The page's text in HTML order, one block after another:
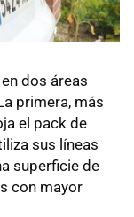
dos áreas
primera, más
el pack de
sus líneas
superficie de
con mayor